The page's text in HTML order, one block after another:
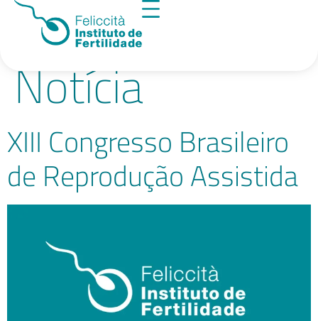
Categoria:
Notícia
XIII Congresso Brasileiro
de Reprodução Assistida